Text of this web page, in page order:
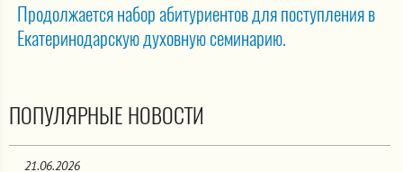
Продолжается набор абитуриентов для поступления в
Екатеринодарскую духовную семинарию.
ПОПУЛЯРНЫЕ НОВОСТИ
21.06.2026